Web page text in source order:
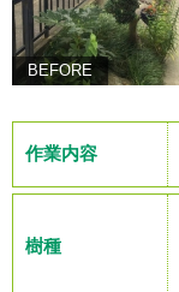
BEFORE
作業内容
樹種